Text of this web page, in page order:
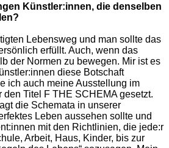
Künstler:innen, die denselben
Lebensweg und man sollte das
erfüllt. Auch, wenn das
der Normen zu bewegen. Mir ist es
diese Botschaft
ich auch meine Ausstellung im
den Titel F THE SCHEMA gesetzt.
die Schemata in unserer
Leben aussehen sollte und
mit den Richtlinien, die jede:r
Arbeit, Haus, Kinder, bis zur